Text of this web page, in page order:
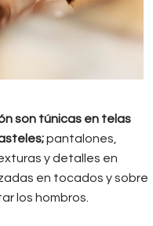
son túnicas en telas
pantalones,
y detalles en
en tocados y sobre
los hombros.